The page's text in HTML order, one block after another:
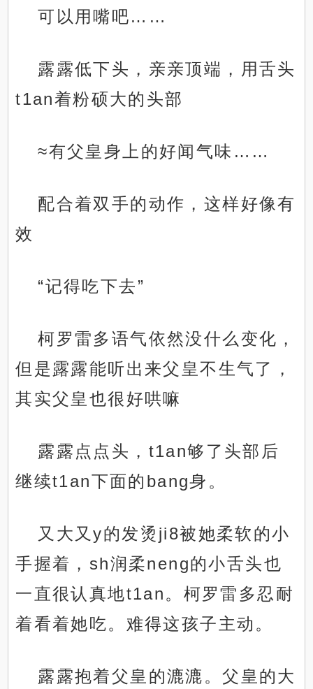
可以用嘴吧……
露露低下头，亲亲顶端，用舌头
t1an着粉硕大的头部
≈有父皇身上的好闻气味……
配合着双手的动作，这样好像有
效
“记得吃下去”
柯罗雷多语气依然没什么变化，
但是露露能听出来父皇不生气了，
其实父皇也很好哄嘛
露露点点头，t1an够了头部后
继续t1an下面的bang身。
又大又y的发烫ji8被她柔软的小
手握着，sh润柔neng的小舌头也
一直很认真地t1an。柯罗雷多忍耐
着看着她吃。难得这孩子主动。
露露抱着父皇的漉漉。父皇的大